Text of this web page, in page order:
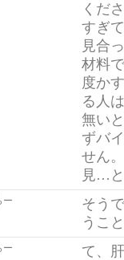
くだ
すぎ
見合
材料
度か
る人
無い
ずバ
せん
見…
ー
そう
うこ
ー
て、